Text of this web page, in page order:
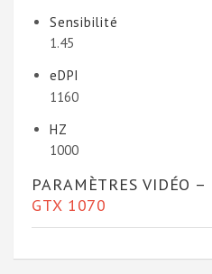
Sensibilité
1.45
eDPI
1160
HZ
1000
PARAMÈTRES VIDÉO –
GTX 1070